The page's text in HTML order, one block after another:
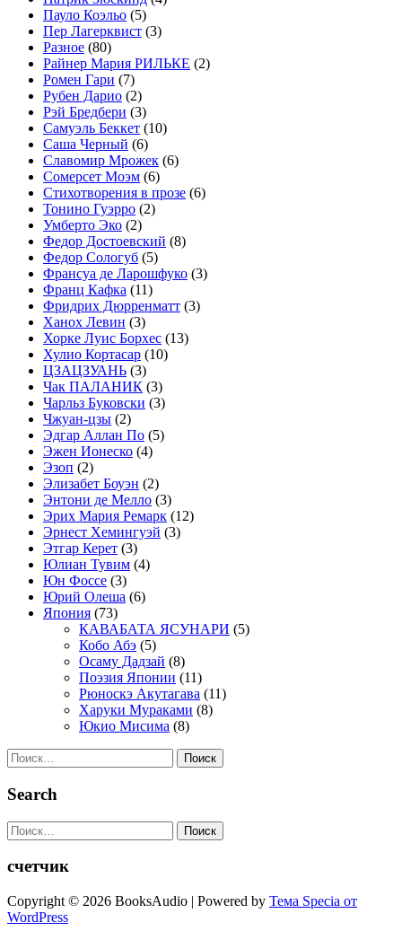
Пауло Коэльо (5)
Пер Лагерквист (3)
Разное (80)
Райнер Мария РИЛЬКЕ (2)
Ромен Гари (7)
Рубен Дарио (2)
Рэй Бредбери (3)
Самуэль Беккет (10)
Саша Черный (6)
Славомир Мрожек (6)
Сомерсет Моэм (6)
Стихотворения в прозе (6)
Тонино Гуэрро (2)
Умберто Эко (2)
Федор Достоевский (8)
Федор Сологуб (5)
Франсуа де Ларошфуко (3)
Франц Кафка (11)
Фридрих Дюрренматт (3)
Ханох Левин (3)
Хорке Луис Борхес (13)
Хулио Кортасар (10)
ЦЗАЦЗУАНЬ (3)
Чак ПАЛАНИК (3)
Чарльз Буковски (3)
Чжуан-цзы (2)
Эдгар Аллан По (5)
Эжен Ионеско (4)
Эзоп (2)
Элизабет Боуэн (2)
Энтони де Мелло (3)
Эрих Мария Ремарк (12)
Эрнест Хемингуэй (3)
Этгар Керет (3)
Юлиан Тувим (4)
Юн Фоссе (3)
Юрий Олеша (6)
Япония (73)
КАВАБАТА ЯСУНАРИ (5)
Кобо Абэ (5)
Осаму Дадзай (8)
Поэзия Японии (11)
Рюноскэ Акутагава (11)
Харуки Мураками (8)
Юкио Мисима (8)
Найти:
Search
Найти:
счетчик
Copyright © 2026 BooksAudio | Powered by Тема Specia от
WordPress